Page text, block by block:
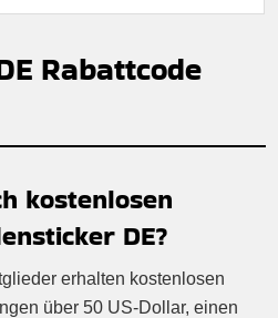
Rabattcode
kostenlosen
DE?
erhalten kostenlosen
über 50 US-Dollar, einen